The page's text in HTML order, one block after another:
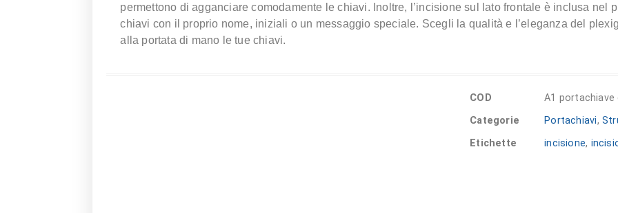
permettono di agganciare comodamente le chiavi. Inoltre, l’incisione sul lato frontale è inclusa nel
chiavi con il proprio nome, iniziali o un messaggio speciale. Scegli la qualità e l’eleganza del
alla portata di mano le tue chiavi.
COD
A1
Categorie
Portachiavi,
Etichette
incisione,